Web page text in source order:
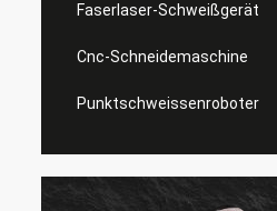
Faserlaser-Schweißgerät
Cnc-Schneidemaschine
Punktschweissenroboter